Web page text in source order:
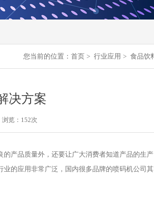
您当前的位置： 首页 > 行业应用 > 食品饮
决方案
浏览： 152次
产品质量外，还要让广大消费者知道产品的生
的应用非常广泛，国内很多品牌的喷码机公司其